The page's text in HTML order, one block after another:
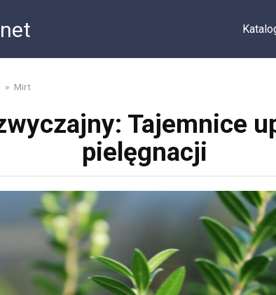
» Mirt
Tajemnice
pielęgnacji